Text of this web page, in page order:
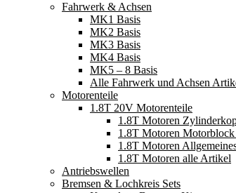
Fahrwerk & Achsen
MK1 Basis
MK2 Basis
MK3 Basis
MK4 Basis
MK5 – 8 Basis
Alle Fahrwerk und Achsen
Motorenteile
1.8T 20V Motorenteile
1.8T Motoren
1.8T Motoren
1.8T Motoren
1.8T Motoren alle Artikel
Antriebswellen
Bremsen & Lochkreis Sets